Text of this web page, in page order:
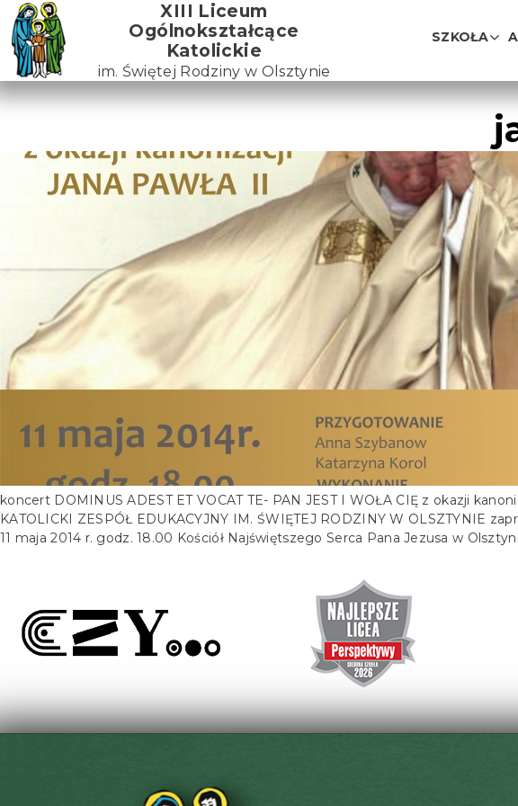
Skip
to
the
content
XIII Liceum
Ogólnokształcące
Katolickie
im. Świętej Rodziny w Olsztynie
SZKOŁA
koncert DOMINUS ADEST ET VOCAT TE- PAN JEST I WOŁA CIĘ z okazji
KATOLICKI ZESPÓŁ EDUKACYJNY IM. ŚWIĘTEJ RODZINY W OLSZTYNIE
11 maja 2014 r. godz. 18.00 Kościół Najświętszego Serca Pana Jezusa w